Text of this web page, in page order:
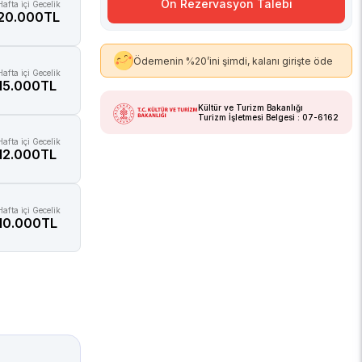
içi Gecelik
içi Gecelik
içi Gecelik
içi Gecelik
Ön Rezervasyon Talebi
Ödemenin %20’ini şimdi, kalanı girişte öde
Kültür ve Turizm Bakanlığı
Turizm İşletmesi Belgesi : 07-6162